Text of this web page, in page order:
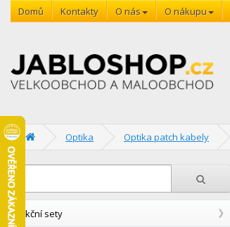
Domů Kontakty O nás O nákupu
Optika Optika patch kabely
Akční sety